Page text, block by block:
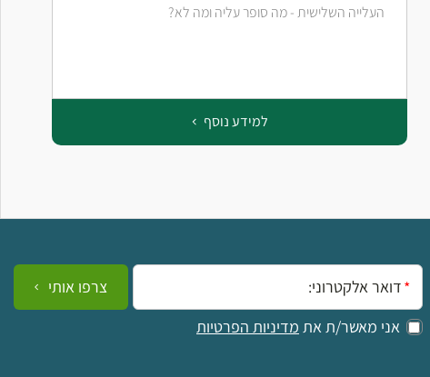
העלייה השלישית - מה סופר עליה ומה לא?
למידע נוסף
אימייל:
אני מאשר/ת את מדיניות הפרטיות
צרפו אותי